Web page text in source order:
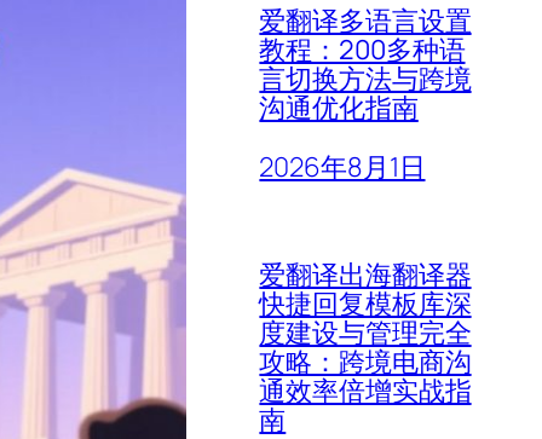
爱翻译多语言设置
教程：200多种语
言切换方法与跨境
沟通优化指南
2026年8月1日
爱翻译出海翻译器
快捷回复模板库深
度建设与管理完全
攻略：跨境电商沟
通效率倍增实战指
南